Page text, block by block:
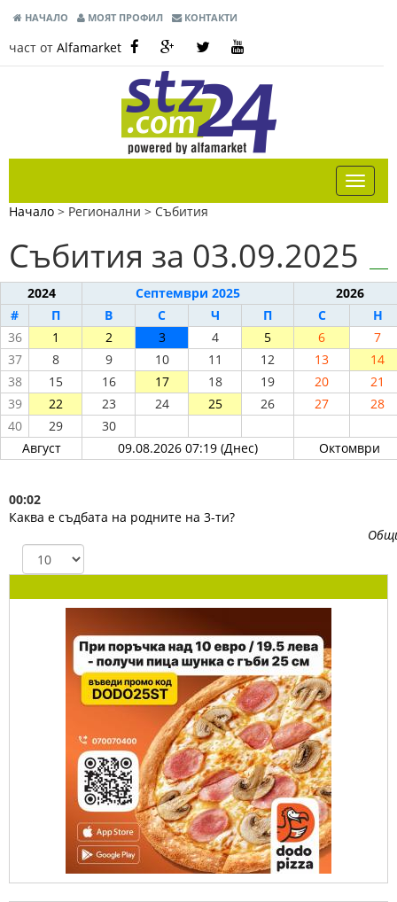
НАЧАЛО МОЯТ ПРОФИЛ КОНТАКТИ
част от Alfamarket
Начало > Регионални > Събития
Събития за 03.09.2025
2024 Септември 2025
2026
#
П В С Ч П С
Н
36
1 2 3 4 5 6
7
37
8 9 10 11 12 13
14
38
15 16 17 18 19 20
21
39
22 23 24 25 26 27
28
40
29
30
Август
09.08.2026 07:19 (Днес) Октомври
00:02
Каква е съдбата на родните на 3-ти?